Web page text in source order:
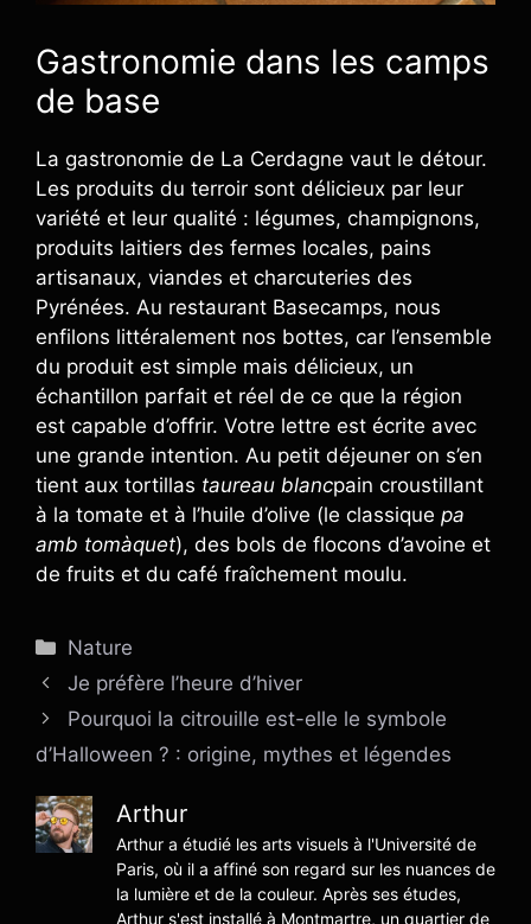
Gastronomie dans les camps
de base
La gastronomie de La Cerdagne vaut le détour.
Les produits du terroir sont délicieux par leur
variété et leur qualité : légumes, champignons,
produits laitiers des fermes locales, pains
artisanaux, viandes et charcuteries des
Pyrénées. Au restaurant Basecamps, nous
enfilons littéralement nos bottes, car l’ensemble
du produit est simple mais délicieux, un
échantillon parfait et réel de ce que la région
est capable d’offrir. Votre lettre est écrite avec
une grande intention. Au petit déjeuner on s’en
tient aux tortillas taureau blancpain croustillant
à la tomate et à l’huile d’olive (le classique pa
amb tomàquet), des bols de flocons d’avoine et
de fruits et du café fraîchement moulu.
Catégories
Nature
Je préfère l’heure d’hiver
Pourquoi la citrouille est-elle le symbole
d’Halloween ? : origine, mythes et légendes
Arthur
Arthur a étudié les arts visuels à l'Université de
Paris, où il a affiné son regard sur les nuances de
la lumière et de la couleur. Après ses études,
Arthur s'est installé à Montmartre, un quartier de